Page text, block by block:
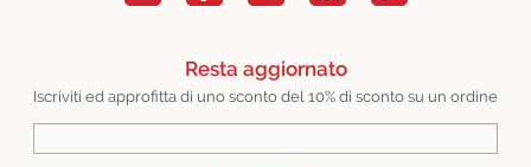
Resta aggiornato
Iscriviti ed approfitta di uno sconto del 10% di sconto su un ordine